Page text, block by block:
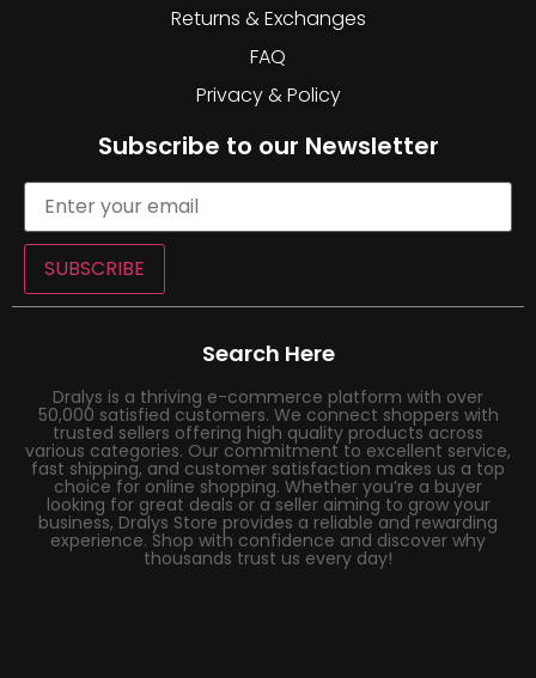
Returns & Exchanges
FAQ
Privacy & Policy
Subscribe to our Newsletter
SUBSCRIBE
Search Here
Dralys is a thriving e-commerce platform with over
50,000 satisfied customers. We connect shoppers with
trusted sellers offering high quality products across
various categories. Our commitment to excellent service,
fast shipping, and customer satisfaction makes us a top
choice for online shopping. Whether you’re a buyer
looking for great deals or a seller aiming to grow your
business, Dralys Store provides a reliable and rewarding
experience. Shop with confidence and discover why
thousands trust us every day!